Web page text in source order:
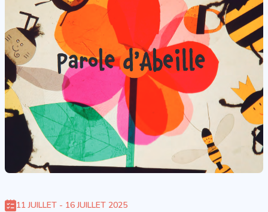
11 JUILLET - 16 JUILLET 2025